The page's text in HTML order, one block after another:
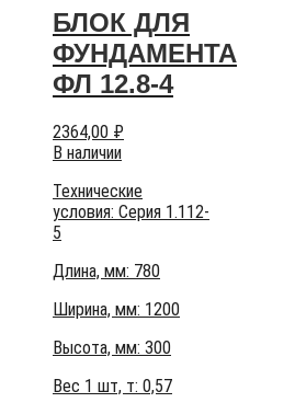
БЛОК ДЛЯ
ФУНДАМЕНТА
ФЛ 12.8-4
2364,00 ₽
В наличии
Технические
условия: Серия 1.112-
5
Длина, мм: 780
Ширина, мм: 1200
Высота, мм: 300
Вес 1 шт, т: 0,57